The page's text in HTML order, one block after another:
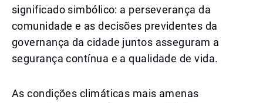
significado simbólico: a perseverança da
comunidade e as decisões previdentes da
governança da cidade juntos asseguram a
segurança contínua e a qualidade de vida.
As condições climáticas mais amenas